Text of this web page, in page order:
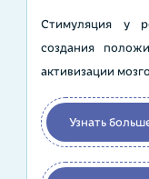
Стимуляция у
создания
активизации
Узнать